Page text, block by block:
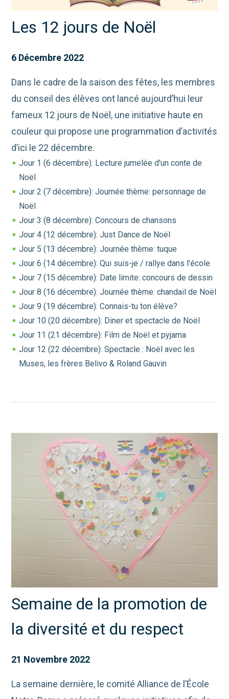
Les 12 jours de Noël
6 Décembre 2022
Dans le cadre de la saison des fêtes, les membres
du conseil des élèves ont lancé aujourd’hui leur
fameux 12 jours de Noël, une initiative haute en
couleur qui propose une programmation d’activités
d’ici le 22 décembre.
Jour 1 (6 décembre): Lecture jumelée d'un conte de
Noël
Jour 2 (7 décembre): Journée thème: personnage de
Noël
Jour 3 (8 décembre): Concours de chansons
Jour 4 (12 décembre): Just Dance de Noël
Jour 5 (13 décembre): Journée thème: tuque
Jour 6 (14 décembre): Qui suis-je / rallye dans l'école
Jour 7 (15 décembre): Date limite: concours de dessin
Jour 8 (16 décembre): Journée thème: chandail de Noël
Jour 9 (19 décembre): Connais-tu ton élève?
Jour 10 (20 décembre): Diner et spectacle de Noël
Jour 11 (21 décembre): Film de Noël et pyjama
Jour 12 (22 décembre): Spectacle : Noël avec les
Muses, les frères Belivo & Roland Gauvin
Semaine de la promotion de
la diversité et du respect
21 Novembre 2022
La semaine dernière, le comité Alliance de l’École